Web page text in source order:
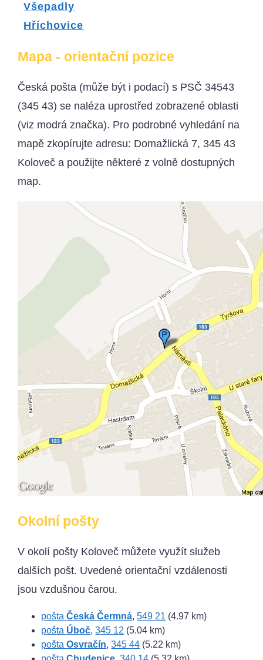
Všepadly
Hříchovice
Mapa - orientační pozice
Česká pošta (může být i podací) s PSČ 34543
(345 43) se naléza uprostřed zobrazené oblasti
(viz modrá značka). Pro podrobné vyhledání na
mapě zkopírujte adresu: Domažlická 7, 345 43
Koloveč a použijte některé z volně dostupných
map.
Okolní pošty
V okolí pošty Koloveč můžete využít služeb
dalších pošt. Uvedené orientační vzdálenosti
jsou vzdušnou čarou.
poštaČeská Čermná,549 21 (4.97 km)
pošta Úboč,345 12 (5.04 km)
poštaOsvračín,345 44 (5.22 km)